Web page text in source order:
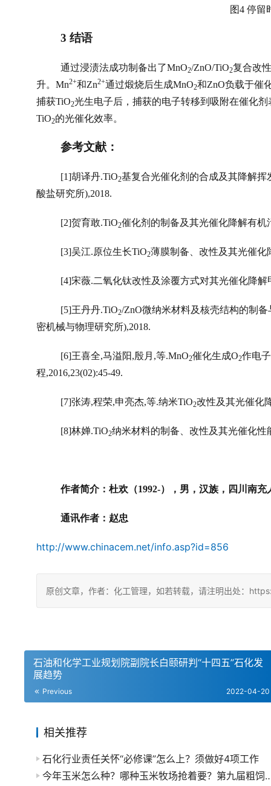
图4 停留
3 结语
通过浸渍法成功制备出了MnO2/ZnO/TiO2复合改
升。 Mn2+和Zn2+通过煅烧后生成MnO2和ZnO负载于催
捕获TiO2光生电子后，捕获的电子转移到吸附在催化
TiO2的光催化效率。
参考文献：
[1]胡译丹.TiO2基复合光催化剂的合成及其降解挥
酸盐研究所),2018.
[2]贺育敢.TiO2催化剂的制备及其光催化降解有机
[3]吴江.原位生长TiO2薄膜制备、改性及其光催化
[4]宋薇.二氧化钛改性及涂覆方式对其光催化降解
[5]王丹丹.TiO2/ZnO微纳米材料及核壳结构的制
密机械与物理研究所),2018.
[6]王喜全,马溢阳,殷月 ,等.MnO2催化生成O2作电
程,2016,23(02):45-49.
[7]张涛,程荣,申亮杰,等.纳米TiO2改性及其光催化
[8]林婵.TiO2纳米材料的制备、改性及其光催化性
作者简介：杜欢（1992-），男，汉族，四川南
通讯作者：赵忠
http://www.chinacem.net/info.asp?id=856
原创文章，作者：化工管理，如若转载，请注明出处：
石油和化学工业规划院副院长白颐研判“十四五”石化发
展趋势
Previous 2022-04-20
相关推荐
石化行业责任关怀“必修课”怎么上？须做好4项工作
今年玉米怎么种？哪种玉米牧场